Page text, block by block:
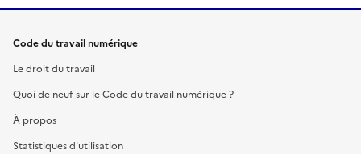
Code du travail numérique
Le droit du travail
Quoi de neuf sur le Code du travail numérique ?
À propos
Statistiques d'utilisation